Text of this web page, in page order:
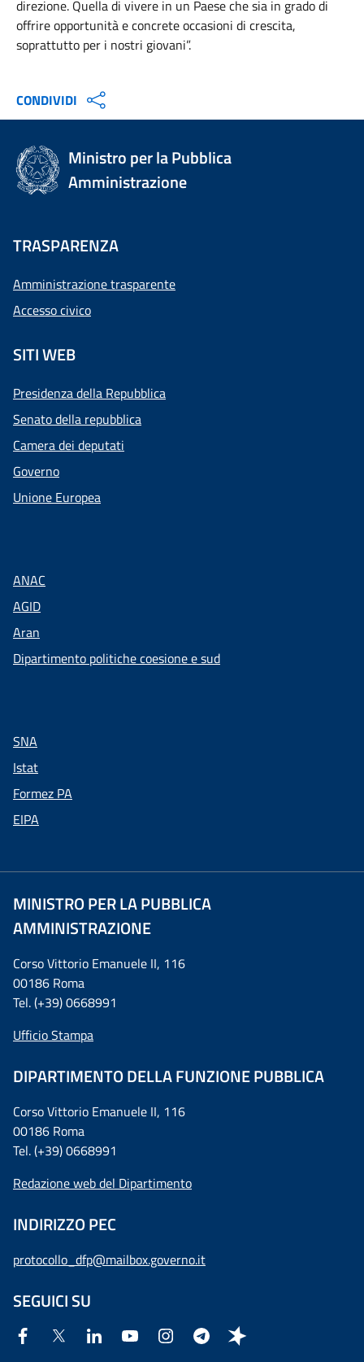
direzione. Quella di vivere in un Paese che sia in grado di
offrire opportunità e concrete occasioni di crescita,
soprattutto per i nostri giovani”.
CONDIVIDI
Ministro per la Pubblica
Amministrazione
TRASPARENZA
Amministrazione trasparente
Accesso civico
SITI WEB
Presidenza della Repubblica
Senato della repubblica
Camera dei deputati
Governo
Unione Europea
ANAC
AGID
Aran
Dipartimento politiche coesione e sud
SNA
Istat
Formez PA
EIPA
MINISTRO PER LA PUBBLICA
AMMINISTRAZIONE
Corso Vittorio Emanuele II, 116
00186 Roma
Tel. (+39) 0668991
Ufficio Stampa
DIPARTIMENTO DELLA FUNZIONE PUBBLICA
Corso Vittorio Emanuele II, 116
00186 Roma
Tel. (+39) 0668991
Redazione web del Dipartimento
INDIRIZZO PEC
protocollo_dfp@mailbox.governo.it
SEGUICI SU